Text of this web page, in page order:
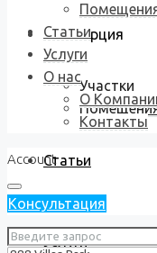
Коммерция
Участки
Статьи
Услуги
Статьи
Услуги
О нас
О
Контакты
Account
Консультация